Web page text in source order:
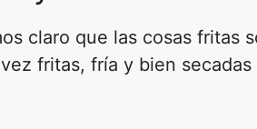
claro que las cosas fritas
fritas, fría y bien